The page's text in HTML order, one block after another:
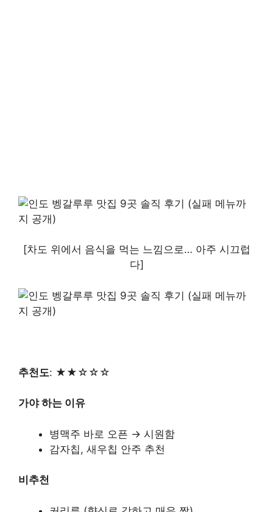
[차도 위에서 음식을 먹는 느낌으로… 아주 시끄럽
다]
추천도: ★★☆☆☆
가야 하는 이유
병맥주 바로 오픈 → 시원함
감자칩, 새우칩 안주 추천
비추천